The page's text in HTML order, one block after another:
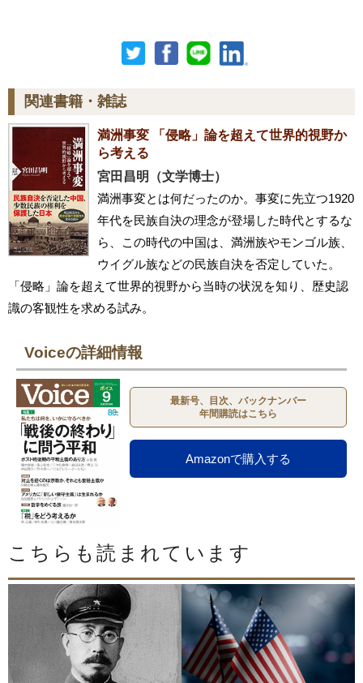
関連書籍・雑誌
満洲事変 「侵略」論を超えて世界的視野か
ら考える
宮田昌明（文学博士）
満洲事変とは何だったのか。事変に先立つ1920
年代を民族自決の理念が登場した時代とするな
ら、この時代の中国は、満洲族やモンゴル族、
ウイグル族などの民族自決を否定していた。
「侵略」論を超えて世界的視野から当時の状況を知り、歴史認
識の客観性を求める試み。
Voiceの詳細情報
最新号、目次、バックナンバー
年間購読はこちら
Amazonで購入する
こちらも読まれています